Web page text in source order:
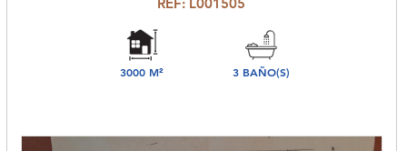
3000 M² 3 BAÑO(S)